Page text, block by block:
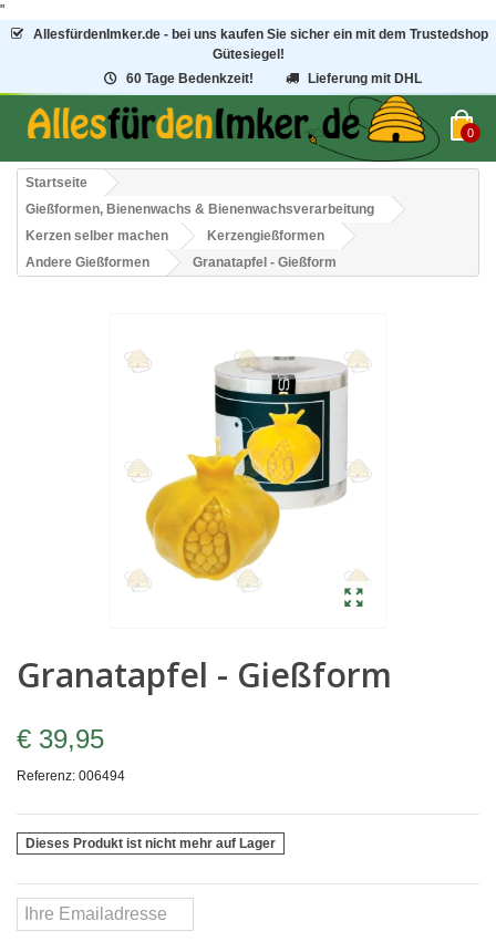
"
AllesfürdenImker.de - bei uns kaufen Sie sicher ein mit dem Trustedshop
Gütesiegel!
60 Tage Bedenkzeit!
Lieferung mit DHL
0
Startseite
Gießformen, Bienenwachs & Bienenwachsverarbeitung
Kerzen selber machen
Kerzengießformen
Andere Gießformen
Granatapfel - Gießform
Granatapfel - Gießform
€ 39,95
Referenz: 006494
Dieses Produkt ist nicht mehr auf Lager